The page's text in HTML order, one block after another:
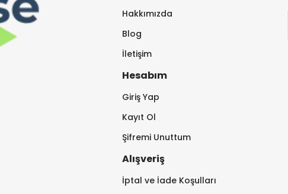
Hakkımızda
Blog
İletişim
Hesabım
Giriş Yap
Kayıt Ol
Şifremi Unuttum
Alışveriş
İptal ve İade Koşulları